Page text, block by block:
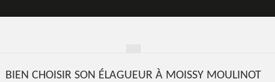
BIEN CHOISIR SON ÉLAGUEUR À MOISSY MOULINOT